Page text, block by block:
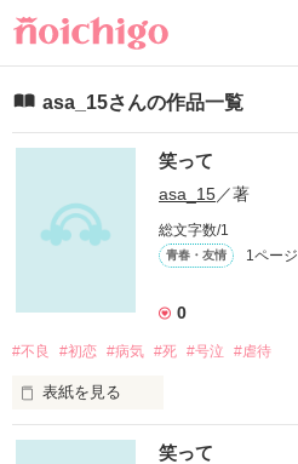
asa_15さんの作品一覧
笑って
asa_15／著
総文字数/1
青春・友情 1ページ
0
#不良 #初恋 #病気 #死 #号泣 #虐待
表紙を見る
未編集
笑って